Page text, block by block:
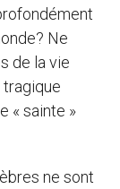
Ne
de la vie
« sainte »
ne sont